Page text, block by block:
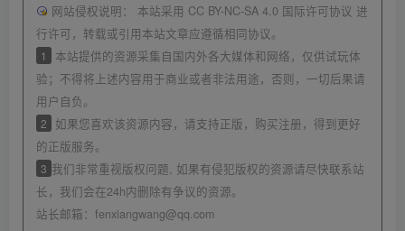
网站侵权说明：
本站采用 CC BY-NC-SA 4.0 国际许可协议 进
行许可，转载或引用本站文章应遵循相同协议。
1
本站提供的资源采集自国内外各大媒体和网络，仅供试玩体
验；不得将上述内容用于商业或者非法用途，否则，一切后果请
用户自负。
2
如果您喜欢该资源内容，请支持正版，购买注册，得到更好
的正版服务。
3 我们非常重视版权问题, 如果有侵犯版权的资源请尽快联系站
长，我们会在24h内删除有争议的资源。
站长邮箱： fenxiangwang@qq.com